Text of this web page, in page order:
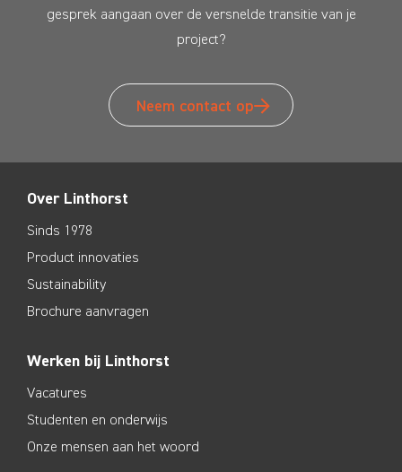
gesprek aangaan over de versnelde transitie van je
project?
Neem contact op
Over Linthorst
Sinds 1978
Product innovaties
Sustainability
Brochure aanvragen
Werken bij Linthorst
Vacatures
Studenten en onderwijs
Onze mensen aan het woord